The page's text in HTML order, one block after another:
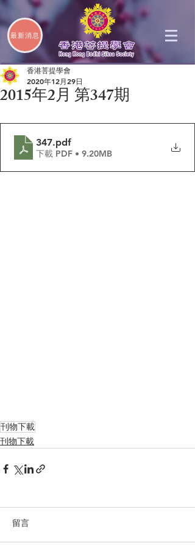
最新消息
2015年2月 第347期
香港菩提學會
2020年12月29日
347.pdf
下載 PDF • 9.20MB
刊物下載
刊物下載
留言